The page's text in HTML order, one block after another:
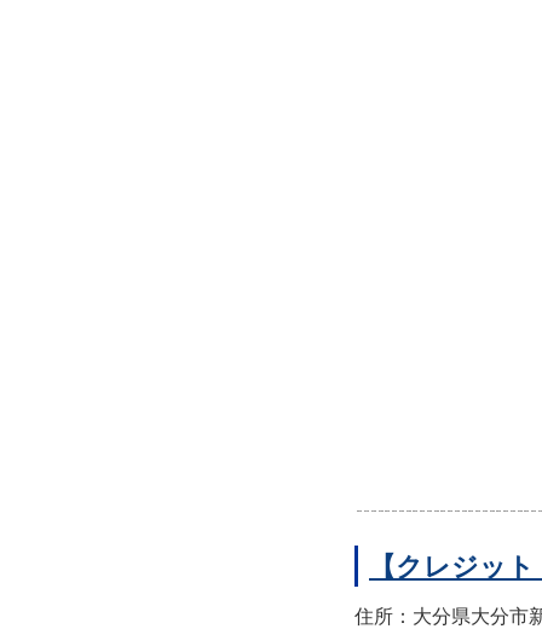
【クレジッ
住所：大分県大分市